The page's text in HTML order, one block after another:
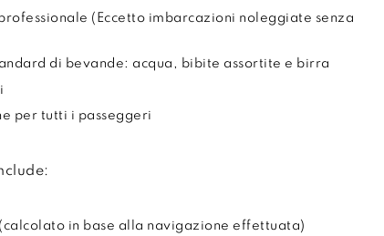
(Eccetto imbarcazioni noleggiate senza
di bevande: acqua, bibite assortite e birra
per tutti i passeggeri
in base alla navigazione effettuata)